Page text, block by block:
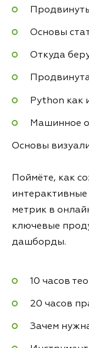
Основы
Откуда
Python как
Машинное
Основы
Поймёте, как
метрик в
ключевые
дашборды.
10 часов
20 часов
Зачем